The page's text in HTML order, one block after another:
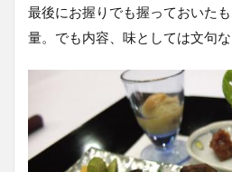
最後にお握りでも握っておいた
量。でも内容、味としては文句な